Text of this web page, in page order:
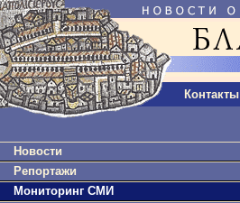
Контакты
Новости
Репортажи
Мониторинг СМИ